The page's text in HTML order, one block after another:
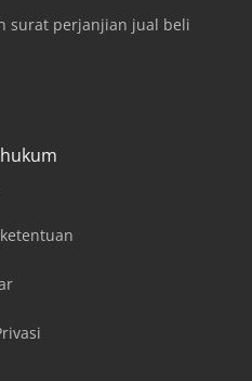
surat perjanjian jual beli